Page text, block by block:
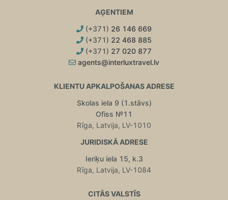
AĢENTIEM
(+371) 26 146 669
(+371) 22 468 885
(+371) 27 020 877
agents@interluxtravel.lv
KLIENTU APKALPOŠANAS ADRESE
Skolas iela 9 (1.stāvs)
Ofiss №11
Rīga, Latvija, LV-1010
JURIDISKĀ ADRESE
Ieriķu iela 15, k.3
Rīga, Latvija, LV-1084
CITĀS VALSTĪS